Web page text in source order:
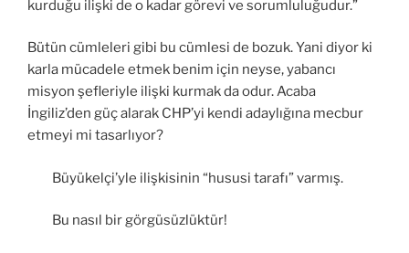
kurduğu ilişki de o kadar görevi ve sorumluluğudur.”
Bütün cümleleri gibi bu cümlesi de bozuk. Yani diyor ki
karla mücadele etmek benim için neyse, yabancı
misyon şefleriyle ilişki kurmak da odur. Acaba
İngiliz’den güç alarak CHP’yi kendi adaylığına mecbur
etmeyi mi tasarlıyor?
Büyükelçi’yle ilişkisinin “hususi tarafı” varmış.
Bu nasıl bir görgüsüzlüktür!